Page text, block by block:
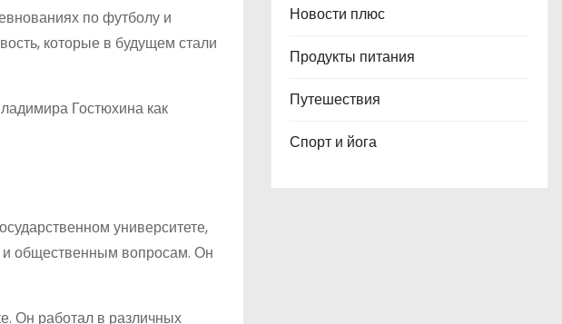
по футболу и
которые в будущем стали
Гостюхина как
университете,
и общественным вопросам. Он
Он работал в различных
Новости плюс
Продукты питания
Путешествия
Спорт и йога